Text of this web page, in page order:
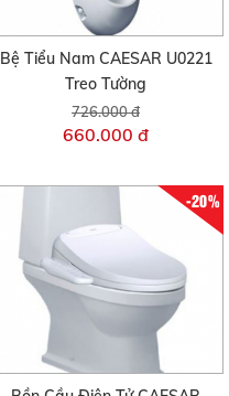
Bệ Tiểu Nam CAESAR U0221
Treo Tường
726.000 đ
660.000 đ
-20%